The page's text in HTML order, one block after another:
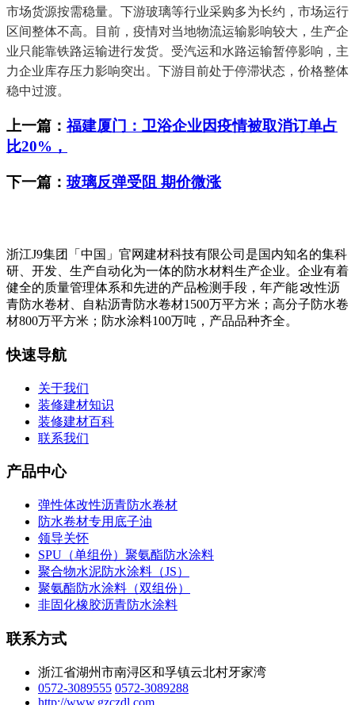
市场货源按需稳量。下游玻璃等行业采购多为长约，市场运行
区间整体不高。目前，疫情对当地物流运输影响较大，生产企
业只能靠铁路运输进行发货。受汽运和水路运输暂停影响，主
力企业库存压力影响突出。下游目前处于停滞状态，价格整体
稳中过渡。
上一篇：福建厦门：卫浴企业因疫情被取消订单占
比20%，
下一篇： 玻璃反弹受阻 期价微涨
浙江J9集团「中国」官网建材科技有限公司是国内知名的集科
研、开发、生产自动化为一体的防水材料生产企业。企业有着
健全的质量管理体系和先进的产品检测手段，年产能∶改性沥
青防水卷材、自粘沥青防水卷材1500万平方米；高分子防水卷
材800万平方米；防水涂料100万吨，产品品种齐全。
快速导航
关于我们
装修建材知识
装修建材百科
联系我们
产品中心
弹性体改性沥青防水卷材
防水卷材专用底子油
领导关怀
SPU（单组份）聚氨酯防水涂料
聚合物水泥防水涂料（JS）
聚氨酯防水涂料（双组份）
非固化橡胶沥青防水涂料
联系方式
浙江省湖州市南浔区和孚镇云北村牙家湾
0572-3089555 0572-3089288
http://www.gzczdl.com